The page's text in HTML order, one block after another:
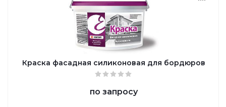
Краска фасадная силиконовая для бордюров
по запросу